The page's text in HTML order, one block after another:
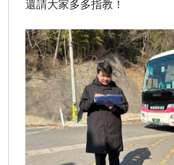
還請大家多多指教！